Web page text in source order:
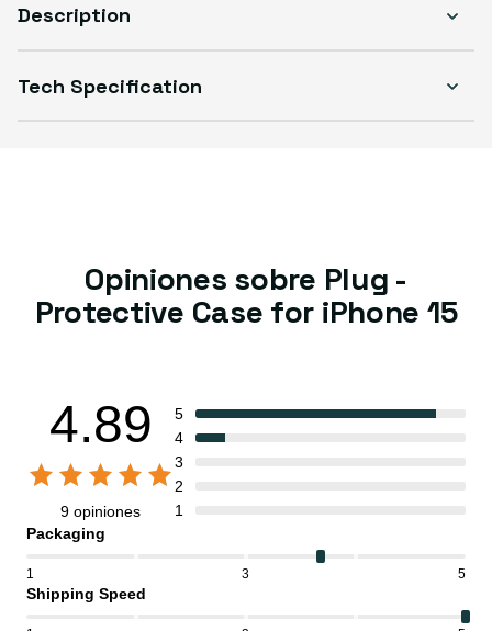
Description
Tech Specification
Opiniones sobre Plug -
Protective Case for iPhone 15
4.89
9 opiniones
5
4
3
2
1
Packaging
1 3 5
Shipping Speed